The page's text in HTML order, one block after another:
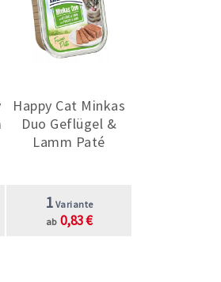
Happy Cat Minkas
Duo Geflügel &
Lamm Paté
1 Variante
ab 0,83 €